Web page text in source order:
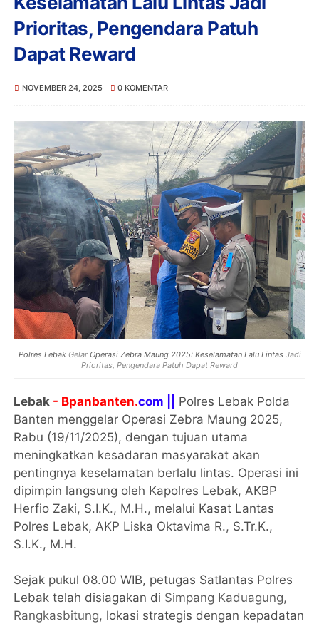
Prioritas, Pengendara Patuh
Dapat Reward
NOVEMBER 24, 2025 0 KOMENTAR
Polres LebakGelarOperasi Zebra Maung 2025: Keselamatan Lalu Lintas Jadi
Prioritas, Pengendara Patuh Dapat Reward
Lebak - Bpanbanten.com ||
Polres Lebak Polda
Banten menggelar Operasi Zebra Maung 2025,
Rabu (19/11/2025), dengan tujuan utama
meningkatkan kesadaran masyarakat akan
pentingnya keselamatan berlalu lintas. Operasi ini
dipimpin langsung oleh Kapolres Lebak, AKBP
Herfio Zaki, S.I.K., M.H., melalui Kasat Lantas
Polres Lebak, AKP Liska Oktavima R., S.Tr.K.,
S.I.K., M.H.
Sejak pukul 08.00 WIB, petugas Satlantas Polres
Lebak telah disiagakan di Simpang Kaduagung,
Rangkasbitung, lokasi strategis dengan kepadatan